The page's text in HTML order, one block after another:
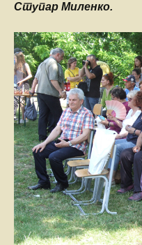
Ступар Миленко.